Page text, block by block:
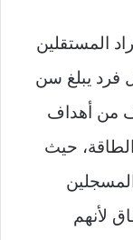
المستقلين
فرد يبلغ سن
من أهداف
حيث
لأنهم